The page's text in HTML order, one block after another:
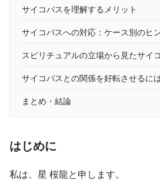
サイコパスを理解するメリット
サイコパスへの対応：ケース別のヒ
スピリチュアルの立場から見たサイ
サイコパスとの関係を好転させるに
まとめ・結論
はじめに
私は、星 桜龍と申します。